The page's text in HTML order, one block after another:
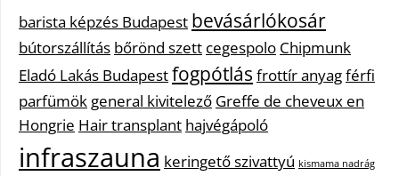
barista képzés Budapest bevásárlókosár
bútorszállítás bőrönd szett cegespolo Chipmunk
Eladó Lakás Budapestfogpótlás frottír anyagférfi
parfümök general kivitelező Greffe de cheveux en
Hongrie Hair transplant hajvégápoló
infraszauna keringető szivattyú kismama nadrág